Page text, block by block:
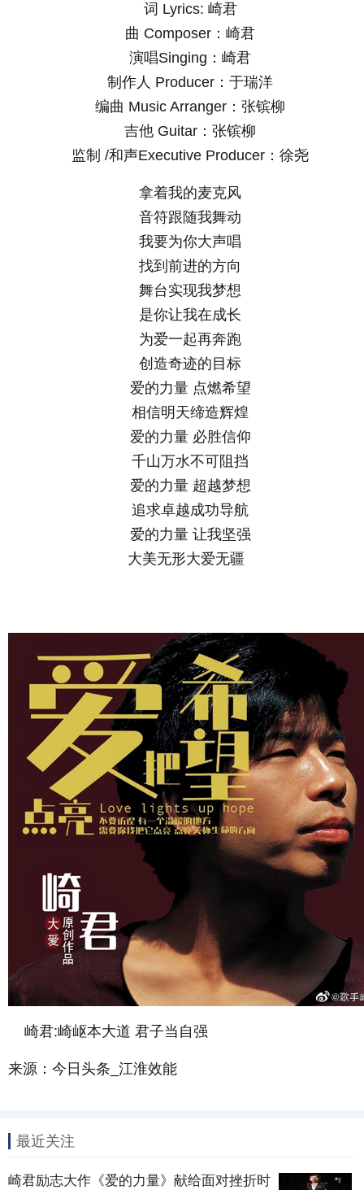
词 Lyrics: 崎君
曲 Composer：崎君
演唱Singing：崎君
制作人 Producer：于瑞洋
编曲 Music Arranger：张镔柳
吉他 Guitar：张镔柳
监制 /和声Executive Producer：徐尧
拿着我的麦克风
音符跟随我舞动
我要为你大声唱
找到前进的方向
舞台实现我梦想
是你让我在成长
为爱一起再奔跑
创造奇迹的目标
爱的力量 点燃希望
相信明天缔造辉煌
爱的力量 必胜信仰
千山万水不可阻挡
爱的力量 超越梦想
追求卓越成功导航
爱的力量 让我坚强
大美无形大爱无疆
崎君:崎岖本大道 君子当自强
来源：今日头条_江淮效能
最近关注
崎君励志大作《爱的力量》献给面对挫折时